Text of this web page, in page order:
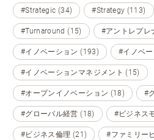
#Strategic (34) #Strategy (113)
#Turnaround (15) #アントレプレ
#イノベーション (193) #イノベ
#イノベーションマネジメント (15)
#オープンイノベーション (18) #
#グローバル経営 (18) #ビジネス
#ビジネス倫理 (21) #ファミリー